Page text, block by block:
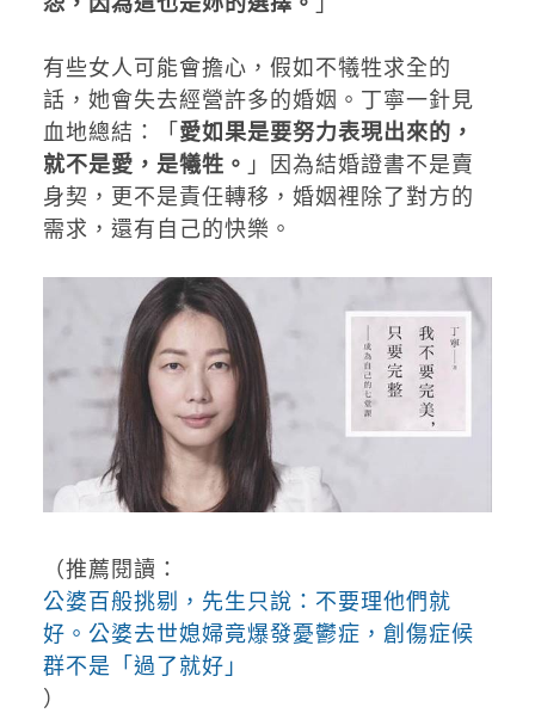
有些女人可能會擔心，假如不犧牲求全的
話，她會失去經營許多的婚姻。丁寧一針見
血地總結：「愛如果是要努力表現出來的，
就不是愛，是犧牲。 」因為結婚證書不是賣
身契，更不是責任轉移，婚姻裡除了對方的
需求，還有自己的快樂。
（推薦閱讀：
公婆百般挑剔，先生只說：不要理他們就
好。公婆去世媳婦竟爆發憂鬱症，創傷症候
群不是「過了就好」
）